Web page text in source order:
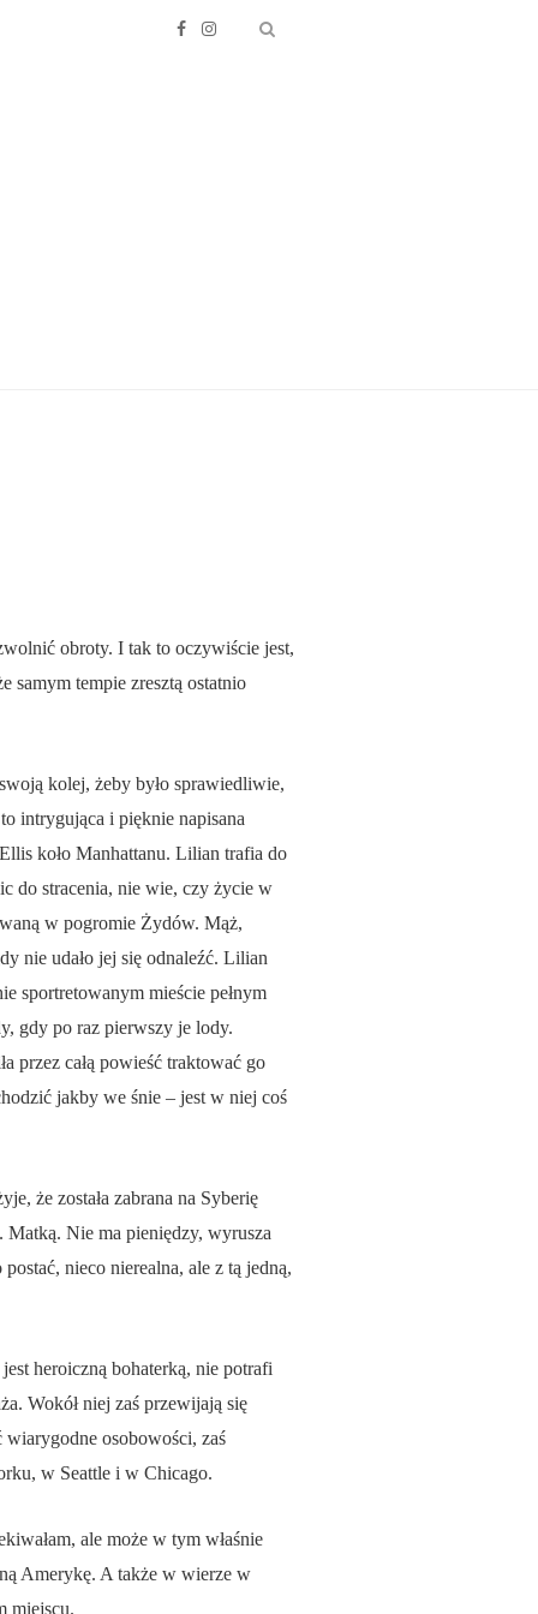
obroty. I tak to oczywiście jest,
samym tempie zresztą ostatnio
kolej, żeby było sprawiedliwie,
intrygująca i pięknie napisana
koło Manhattanu. Lilian trafia do
do stracenia, nie wie, czy życie w
w pogromie Żydów. Mąż,
nie udało jej się odnaleźć. Lilian
sportretowanym mieście pełnym
gdy po raz pierwszy je lody.
przez całą powieść traktować go
jakby we śnie – jest w niej coś
że została zabrana na Syberię
Matką. Nie ma pieniędzy, wyrusza
nieco nierealna, ale z tą jedną,
heroiczną bohaterką, nie potrafi
Wokół niej zaś przewijają się
wiarygodne osobowości, zaś
w Seattle i w Chicago.
ale może w tym właśnie
Amerykę. A także w wierze w
miejscu.